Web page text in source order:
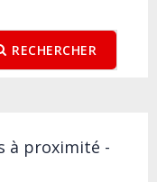
RECHERCHER
à proximité -